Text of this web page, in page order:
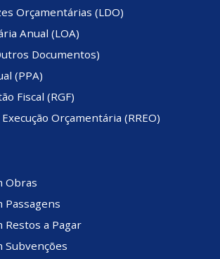
Orçamentárias (LDO)
Anual (LOA)
Documentos)
(PPA)
Fiscal (RGF)
Orçamentária (RREO)
Obras
Passagens
Restos a Pagar
Subvenções